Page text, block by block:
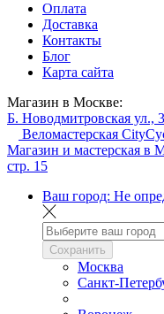
Оплата
Доставка
Контакты
Блог
Карта сайта
Магазин в Москве:
Б. Новодмитровская ул.,
Веломастерская
Магазин и мастерская в
стр. 15
Ваш город: Не
Сохранить
Москва
Санкт-